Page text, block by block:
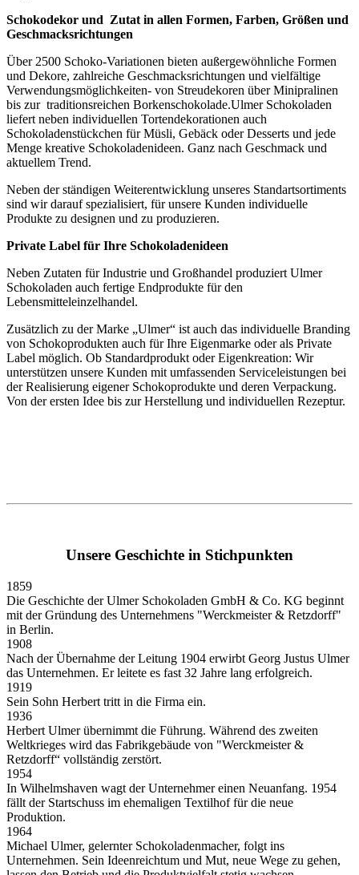
Schokodekor und Zutat in allen Formen, Farben, Größen und
Geschmacksrichtungen
Über 2500 Schoko-Variationen bieten außergewöhnliche Formen
und Dekore, zahlreiche Geschmacksrichtungen und vielfältige
Verwendungsmöglichkeiten- von Streudekoren über Minipralinen
bis zur traditionsreichen Borkenschokolade.Ulmer Schokoladen
liefert neben individuellen Tortendekorationen auch
Schokoladenstückchen für Müsli, Gebäck oder Desserts und jede
Menge kreative Schokoladenideen. Ganz nach Geschmack und
aktuellem Trend.
Neben der ständigen Weiterentwicklung unseres Standartsortiments
sind wir darauf spezialisiert, für unsere Kunden individuelle
Produkte zu designen und zu produzieren.
Private Label für Ihre Schokoladenideen
Neben Zutaten für Industrie und Großhandel produziert Ulmer
Schokoladen auch fertige Endprodukte für den
Lebensmitteleinzelhandel.
Zusätzlich zu der Marke „Ulmer“ ist auch das individuelle Branding
von Schokoprodukten auch für Ihre Eigenmarke oder als Private
Label möglich. Ob Standardprodukt oder Eigenkreation: Wir
unterstützen unsere Kunden mit umfassenden Serviceleistungen bei
der Realisierung eigener Schokoprodukte und deren Verpackung.
Von der ersten Idee bis zur Herstellung und individuellen Rezeptur.
Unsere Geschichte in Stichpunkten
1859
Die Geschichte der Ulmer Schokoladen GmbH & Co. KG beginnt
mit der Gründung des Unternehmens "Werckmeister & Retzdorff"
in Berlin.
1908
Nach der Übernahme der Leitung 1904 erwirbt Georg Justus Ulmer
das Unternehmen. Er leitete es fast 32 Jahre lang erfolgreich.
1919
Sein Sohn Herbert tritt in die Firma ein.
1936
Herbert Ulmer übernimmt die Führung. Während des zweiten
Weltkrieges wird das Fabrikgebäude von "Werckmeister &
Retzdorff“ vollständig zerstört.
1954
In Wilhelmshaven wagt der Unternehmer einen Neuanfang. 1954
fällt der Startschuss im ehemaligen Textilhof für die neue
Produktion.
1964
Michael Ulmer, gelernter Schokoladenmacher, folgt ins
Unternehmen. Sein Ideenreichtum und Mut, neue Wege zu gehen,